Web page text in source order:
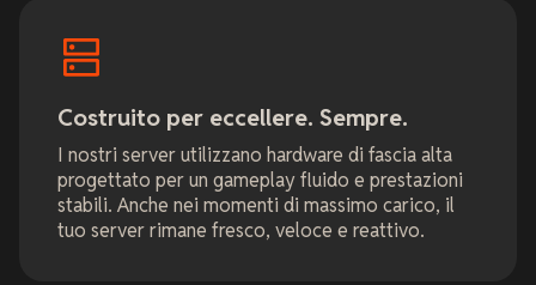
Costruito per eccellere. Sempre.
I nostri server utilizzano hardware di fascia alta
progettato per un gameplay fluido e prestazioni
stabili. Anche nei momenti di massimo carico, il
tuo server rimane fresco, veloce e reattivo.